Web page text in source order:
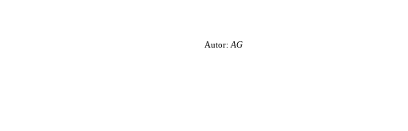
Autor: AG